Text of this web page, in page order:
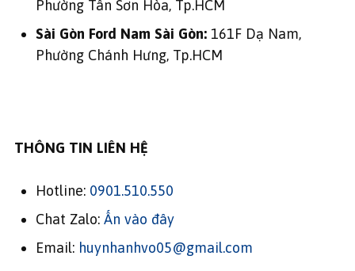
Phường Tân Sơn Hòa, Tp.HCM
Sài Gòn Ford Nam Sài Gòn: 161F Dạ Nam,
Phường Chánh Hưng, Tp.HCM
THÔNG TIN LIÊN HỆ
Hotline: 0901.510.550
Chat Zalo: Ấn vào đây
Email: huynhanhvo05@gmail.com